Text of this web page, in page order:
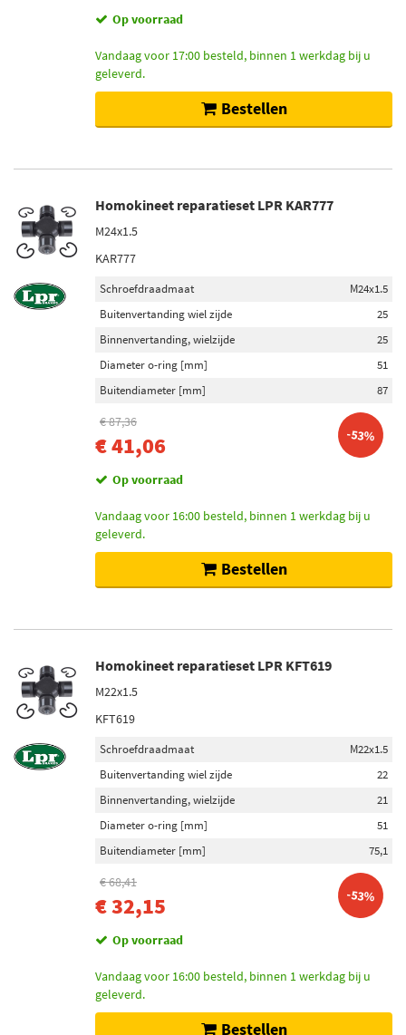
Op voorraad
Vandaag voor 17:00 besteld, binnen 1 werkdag bij u
geleverd.
Bestellen
Homokineet reparatieset LPR KAR777
M24x1.5
KAR777
Schroefdraadmaat
M24x1.5
Buitenvertanding wiel zijde
25
Binnenvertanding, wielzijde
25
Diameter o-ring [mm]
51
Buitendiameter [mm]
87
€ 87,36
€ 41,06 -53%
Op voorraad
Vandaag voor 16:00 besteld, binnen 1 werkdag bij u
geleverd.
Bestellen
Homokineet reparatieset LPR KFT619
M22x1.5
KFT619
Schroefdraadmaat
M22x1.5
Buitenvertanding wiel zijde
22
Binnenvertanding, wielzijde
21
Diameter o-ring [mm]
51
Buitendiameter [mm]
75,1
€ 68,41
€ 32,15 -53%
Op voorraad
Vandaag voor 16:00 besteld, binnen 1 werkdag bij u
geleverd.
Bestellen